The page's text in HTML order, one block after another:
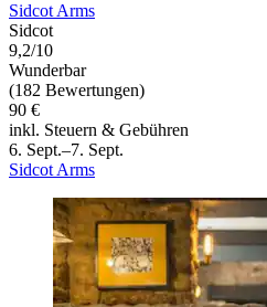
Sidcot Arms
Sidcot
9,2/10
Wunderbar
(182 Bewertungen)
90 €
inkl. Steuern & Gebühren
6. Sept.–7. Sept.
Sidcot Arms